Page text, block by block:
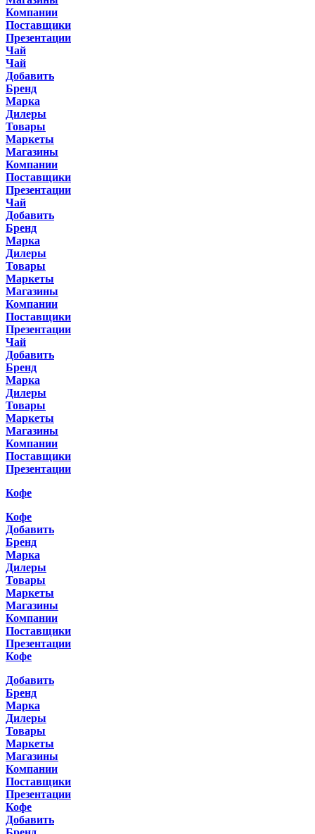
Компании
Поставщики
Презентации
Чай
Чай
Добавить
Бренд
Марка
Дилеры
Товары
Маркеты
Магазины
Компании
Поставщики
Презентации
Чай
Добавить
Бренд
Марка
Дилеры
Товары
Маркеты
Магазины
Компании
Поставщики
Презентации
Чай
Добавить
Бренд
Марка
Дилеры
Товары
Маркеты
Магазины
Компании
Поставщики
Презентации
Кофе
Кофе
Добавить
Бренд
Марка
Дилеры
Товары
Маркеты
Магазины
Компании
Поставщики
Презентации
Кофе
Добавить
Бренд
Марка
Дилеры
Товары
Маркеты
Магазины
Компании
Поставщики
Презентации
Кофе
Добавить